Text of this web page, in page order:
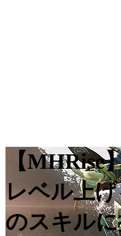
【MHRise
レベル上
のスキル